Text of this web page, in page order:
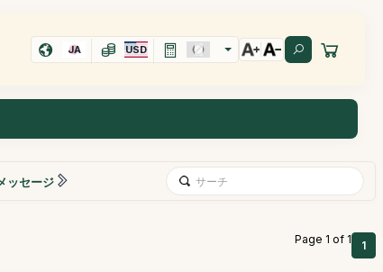
JA USD
ッセージ
Page 1 of 1 1